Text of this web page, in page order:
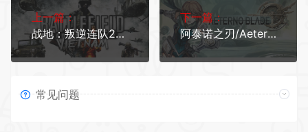
上一篇：
战地：叛逆连队2/Battlefield:Bad Company 2
下一篇：
阿泰诺之刃/AeternoBlade
常见问题